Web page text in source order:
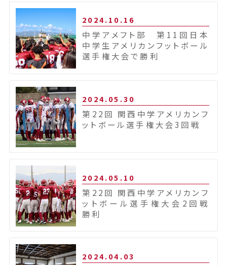
2024.10.16
中学アメフト部 第11回日本
中学生アメリカンフットボール
選手権大会で勝利
2024.05.30
第22回 関西中学アメリカンフ
ットボール選手権大会3回戦
2024.05.10
第22回 関西中学アメリカンフ
ットボール選手権大会2回戦
勝利
2024.04.03